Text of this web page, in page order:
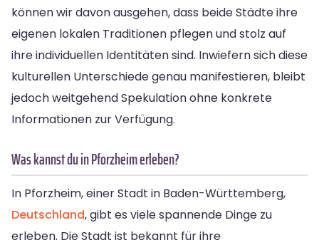
können wir davon ausgehen, dass beide Städte ihre
eigenen lokalen Traditionen pflegen und stolz auf
ihre individuellen Identitäten sind. Inwiefern sich diese
kulturellen Unterschiede genau manifestieren, bleibt
jedoch weitgehend Spekulation ohne konkrete
Informationen zur Verfügung.
Was kannst du in Pforzheim erleben?
In Pforzheim, einer Stadt in Baden-Württemberg,
Deutschland, gibt es viele spannende Dinge zu
erleben. Die Stadt ist bekannt für ihre